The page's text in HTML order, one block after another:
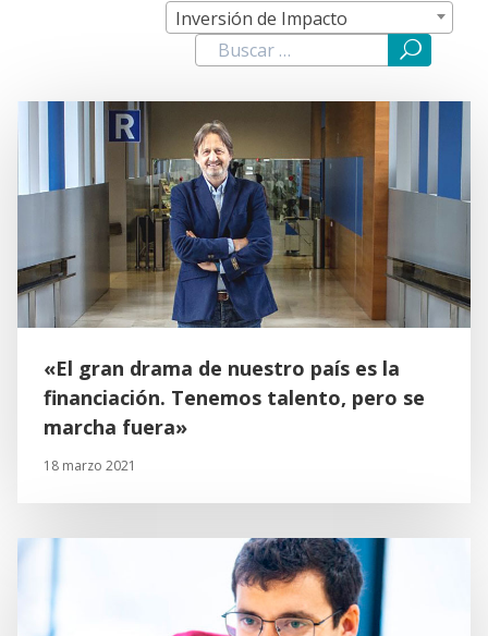
Inversión de Impacto
«El gran drama de nuestro país es la
financiación. Tenemos talento, pero se
marcha fuera»
18 marzo 2021